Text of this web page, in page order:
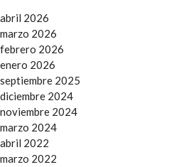
abril 2026
marzo 2026
febrero 2026
enero 2026
septiembre 2025
diciembre 2024
noviembre 2024
marzo 2024
abril 2022
marzo 2022